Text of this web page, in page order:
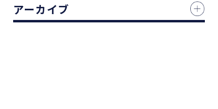
アーカイブ